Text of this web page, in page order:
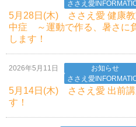
ささえ愛
5月28日(木) ささえ愛 健康
中症 ～運動で作る、暑さに
します！
2026年5月11日
お知らせ
ささえ愛
5月14日(木) ささえ愛 出前講
す！